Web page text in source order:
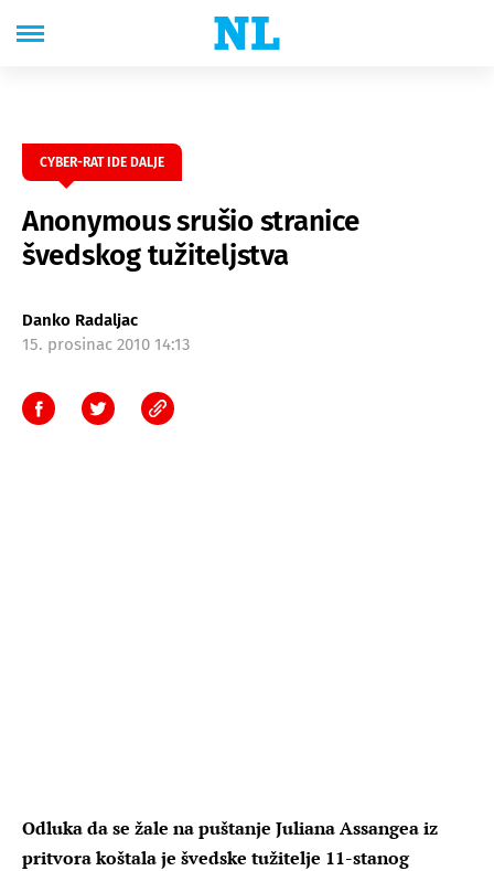
CYBER-RAT IDE DALJE
Anonymous srušio stranice
švedskog tužiteljstva
Danko Radaljac
15. prosinac 2010 14:13
Odluka da se žale na puštanje Juliana Assangea iz
pritvora koštala je švedske tužitelje 11-stanog